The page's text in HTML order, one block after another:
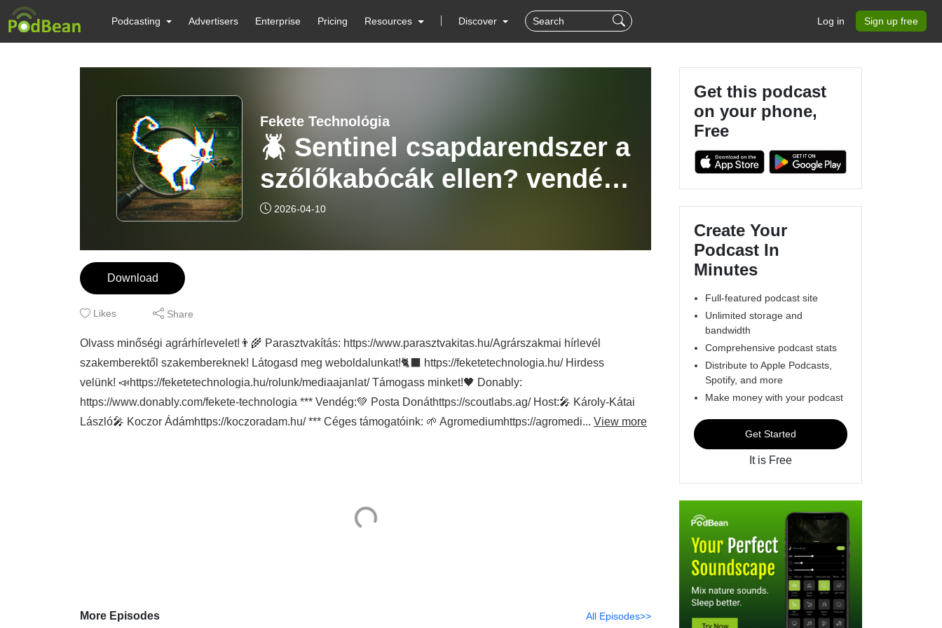
Podcasting Advertisers Enterprise Pricing Resources Discover Log in Sign up free
Fekete Technológia
🪲 Sentinel csapdarendszer a
szőlőkabócák ellen? vendég:
Posta Donát | Fekete
2026-04-10
Download
Likes Share
Olvass minőségi agrárhírlevelet!👨‍🌾 Parasztvakítás: https://www.parasztvakitas.hu/Agrárszakmai hírlevél
szakemberektől szakembereknek! Látogasd meg weboldalunkat!🐈‍⬛ https://feketetechnologia.hu/ Hirdess
velünk! 📣https://feketetechnologia.hu/rolunk/mediaajanlat/ Támogass minket!🖤 Donably:
https://www.donably.com/fekete-technologia *** Vendég:💚 Posta Donáthttps://scoutlabs.ag/ Host:🎤 Károly-Kátai
László🎤 Koczor Ádámhttps://koczoradam.hu/ *** Céges támogatóink: 🌱 Agromediumhttps://agromedi... View more
More Episodes All Episodes>>
Get this podcast
on your phone,
Free
Create Your
Podcast In
Minutes
Full-featured podcast site
Unlimited storage and
bandwidth
Comprehensive podcast stats
Distribute to Apple Podcasts,
Spotify, and more
Make money with your podcast
Get Started
It is Free